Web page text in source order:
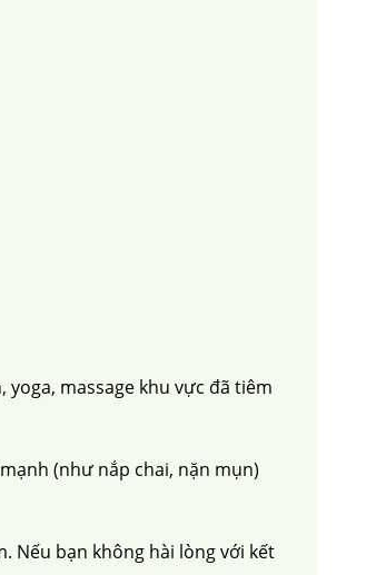
massage khu vực đã tiêm
(như nắp chai, nặn mụn)
Nếu bạn không hài lòng với kết